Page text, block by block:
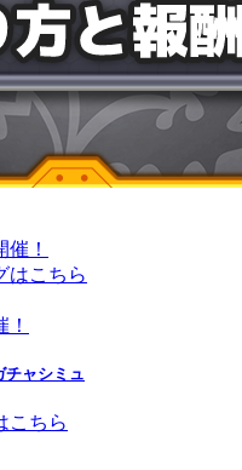
！
はこちら
チャシミュ
こちら